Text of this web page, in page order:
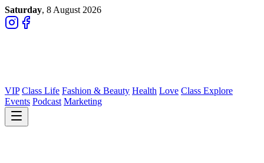
Saturday, 8 August 2026
VIP Class Life Fashion & Beauty Health Love Class Explore
Events Podcast Marketing